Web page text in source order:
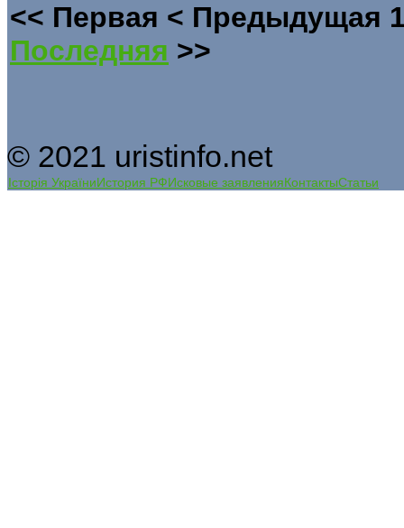
<< Первая < Предыдущая
Последняя >>
© 2021 uristinfo.net
Історія УкраїниИстория РФИсковые заявленияКонтактыСтатьи